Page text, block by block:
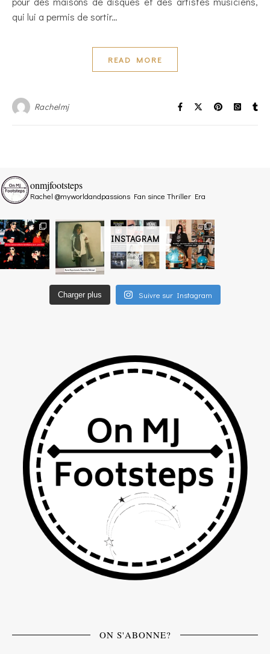
qui lui a permis de sortir…
READ MORE
Rachelmj
INSTAGRAM
onmjfootsteps
Rachel @myworldandpassions Fan since Thriller Era
Charger plus Suivre sur Instagram
ON S'ABONNE?